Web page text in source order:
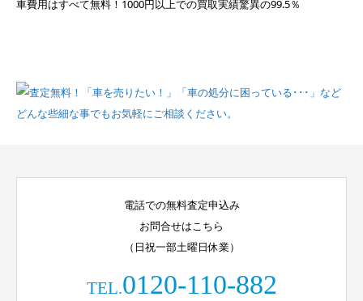
電話での無料査定申込み
お問合せはこちら
（日祝一部土曜日休業）
TEL.0120-110-882